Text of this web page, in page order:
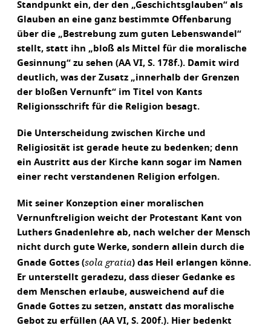
Standpunkt ein, der den „Geschichtsglauben“ als
Glauben an eine ganz bestimmte Offenbarung
über die „Bestrebung zum guten Lebenswandel“
stellt, statt ihn „bloß als Mittel für die moralische
Gesinnung“ zu sehen (AA VI, S. 178f.). Damit wird
deutlich, was der Zusatz „innerhalb der Grenzen
der bloßen Vernunft“ im Titel von Kants
Religionsschrift für die Religion besagt.
Die Unterscheidung zwischen Kirche und
Religiosität ist gerade heute zu bedenken; denn
ein Austritt aus der Kirche kann sogar im Namen
einer recht verstandenen Religion erfolgen.
Mit seiner Konzeption einer moralischen
Vernunftreligion weicht der Protestant Kant von
Luthers Gnadenlehre ab, nach welcher der Mensch
nicht durch gute Werke, sondern allein durch die
Gnade Gottes (sola gratia) das Heil erlangen könne.
Er unterstellt geradezu, dass dieser Gedanke es
dem Menschen erlaube, ausweichend auf die
Gnade Gottes zu setzen, anstatt das moralische
Gebot zu erfüllen (AA VI, S. 200f.). Hier bedenkt